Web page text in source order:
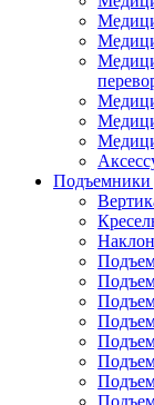
Подъемники